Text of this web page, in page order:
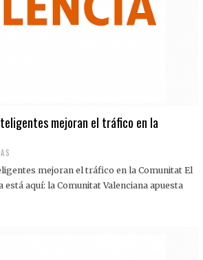
mejoran el tráfico en la
mejoran el tráfico en la Comunitat El
aquí: la Comunitat Valenciana apuesta